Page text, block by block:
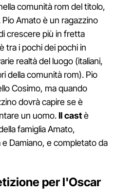
comunità rom del titolo,
Pio Amato è un ragazzino
crescere più in fretta
tra i pochi dei pochi in
realtà del luogo (italiani,
della comunità rom). Pio
Cosimo, ma quando
dovrà capire se è
un uomo.Il castè
famiglia Amato,
Damiano, e completato da
per l'Oscar